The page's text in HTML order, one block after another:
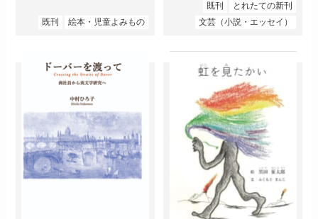
既刊 絵本・児童よみもの
既刊
とれたての新刊
文芸（小説・エッセイ）